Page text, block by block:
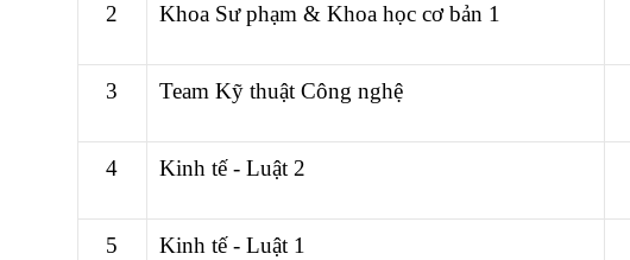
2 Khoa Sư phạm & Khoa học cơ bản 1
3 Team Kỹ thuật Công nghệ
4 Kinh tế - Luật 2
5 Kinh tế - Luật 1